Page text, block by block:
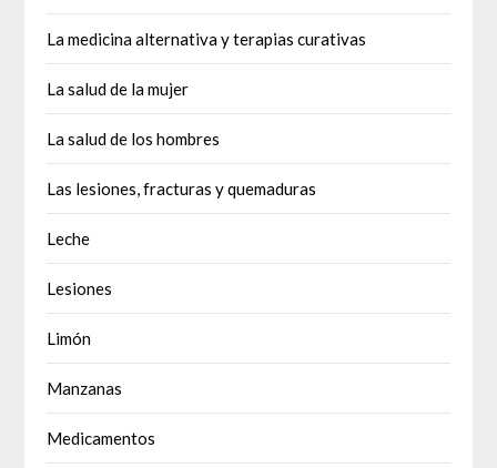
La medicina alternativa y terapias curativas
La salud de la mujer
La salud de los hombres
Las lesiones, fracturas y quemaduras
Leche
Lesiones
Limón
Manzanas
Medicamentos